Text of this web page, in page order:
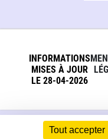
Tout accepter
INFORMATIONS
MISES À JOUR
LE 28-04-2026